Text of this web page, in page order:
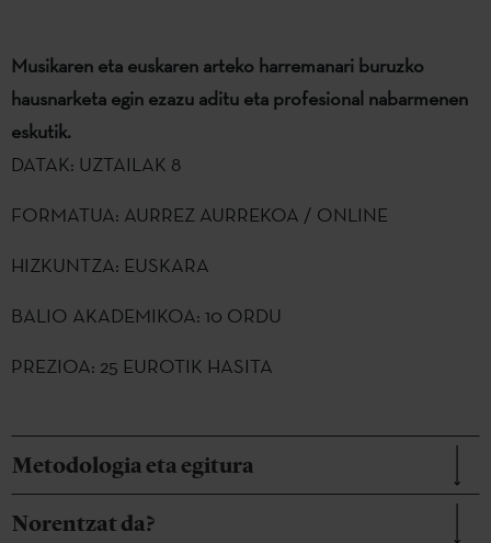
Musikaren eta euskaren arteko harremanari buruzko
hausnarketa egin ezazu aditu eta profesional nabarmenen
eskutik.
DATAK: UZTAILAK 8
FORMATUA: AURREZ AURREKOA / ONLINE
HIZKUNTZA: EUSKARA
BALIO AKADEMIKOA: 10 ORDU
PREZIOA: 25 EUROTIK HASITA
Metodologia eta egitura
Norentzat da?